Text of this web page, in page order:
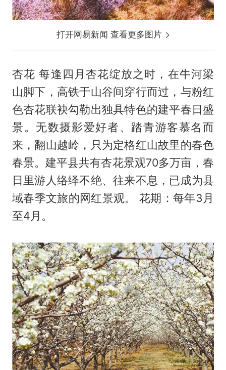
打开网易新闻 查看更多图片
杏花 每逢四月杏花绽放之时，在牛河梁
山脚下，高铁于山谷间穿行而过，与粉红
色杏花联袂勾勒出独具特色的建平春日盛
景。无数摄影爱好者、踏青游客慕名而
来，翻山越岭，只为定格红山故里的春色
春景。建平县共有杏花景观70多万亩，春
日里游人络绎不绝、往来不息，已成为县
域春季文旅的网红景观。 花期：每年‌3月
至4月‌。